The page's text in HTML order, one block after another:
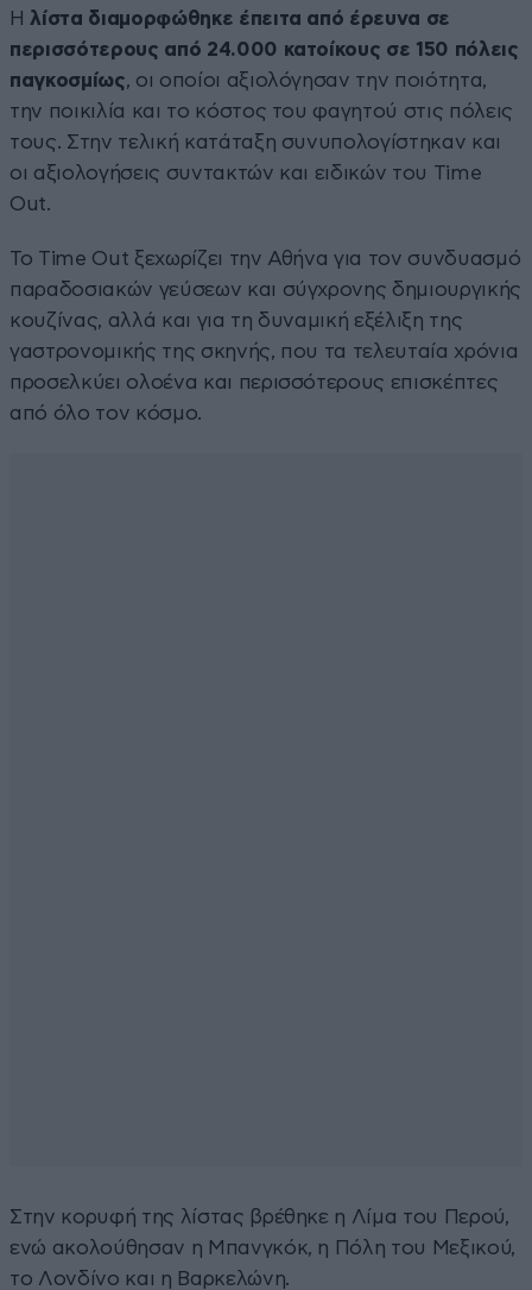
Η λίστα διαμορφώθηκε έπειτα από έρευνα σε
περισσότερους από 24.000 κατοίκους σε 150 πόλεις
παγκοσμίως, οι οποίοι αξιολόγησαν την ποιότητα,
την ποικιλία και το κόστος του φαγητού στις πόλεις
τους. Στην τελική κατάταξη συνυπολογίστηκαν και
οι αξιολογήσεις συντακτών και ειδικών του Time
Out.
Το Time Out ξεχωρίζει την Αθήνα για τον συνδυασμό
παραδοσιακών γεύσεων και σύγχρονης δημιουργικής
κουζίνας, αλλά και για τη δυναμική εξέλιξη της
γαστρονομικής της σκηνής, που τα τελευταία χρόνια
προσελκύει ολοένα και περισσότερους επισκέπτες
από όλο τον κόσμο.
Στην κορυφή της λίστας βρέθηκε η Λίμα του Περού,
ενώ ακολούθησαν η Μπανγκόκ, η Πόλη του Μεξικού,
το Λονδίνο και η Βαρκελώνη.